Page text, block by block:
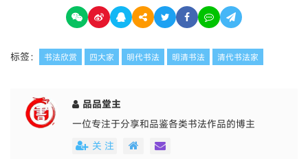
标签： 书法欣赏 四大家 明代书法 明清书法 清代书法家
品品堂主
一位专注于分享和品鉴各类书法作品的博主
关 注